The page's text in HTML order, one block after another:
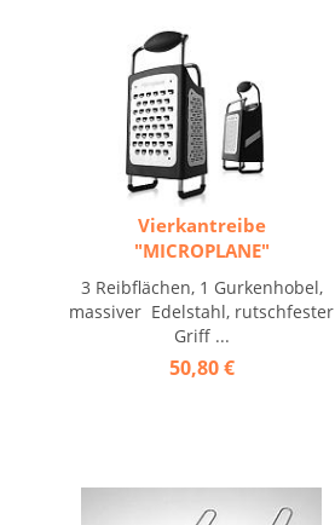
Vierkantreibe
"MICROPLANE"
3 Reibflächen, 1 Gurkenhobel,
massiver Edelstahl, rutschfester
Griff ...
50,80 €